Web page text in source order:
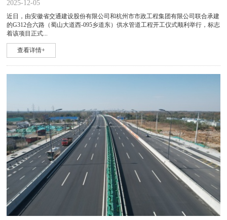
2025-12-05
近日，由安徽省交通建设股份有限公司和杭州市市政工程集团有限公司联合承建
的G312合六路（蜀山大道西-095乡道东）供水管道工程开工仪式顺利举行，标志
着该项目正式...
查看详情+